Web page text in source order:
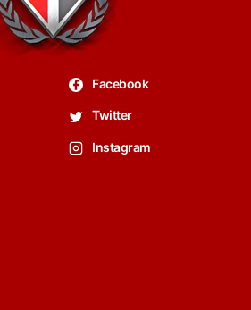
Facebook
Twitter
Instagram